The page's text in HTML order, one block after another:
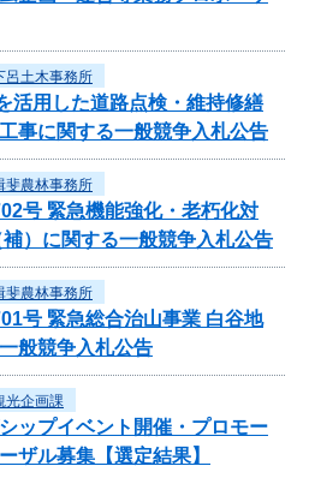
呂土木事務所
活用した道路点検・維持修繕
事に関する一般競争入札公告
斐農林事務所
号 緊急機能強化・老朽化対
）に関する一般競争入札公告
斐農林事務所
号 緊急総合治山事業 白谷地
般競争入札公告
光企画課
ップイベント開催・プロモー
ザル募集【選定結果】